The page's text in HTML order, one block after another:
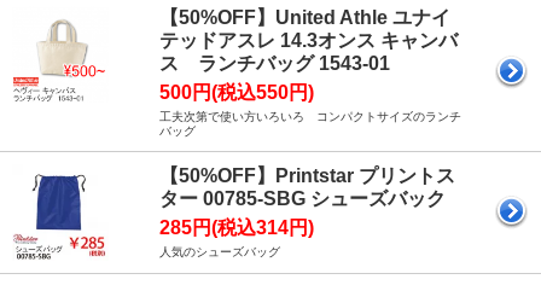
【50%OFF】United Athle ユナイ
テッドアスレ 14.3オンス キャンバ
ス ランチバッグ 1543-01
500円(税込550円)
工夫次第で使い方いろいろ コンパクトサイズのランチ
バッグ
【50%OFF】Printstar プリントス
ター 00785-SBG シューズバック
285円(税込314円)
人気のシューズバッグ